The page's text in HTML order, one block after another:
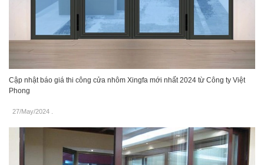
Cập nhật báo giá thi công cửa nhôm Xingfa mới nhất 2024 từ Công ty Việt
Phong
27/May/2024